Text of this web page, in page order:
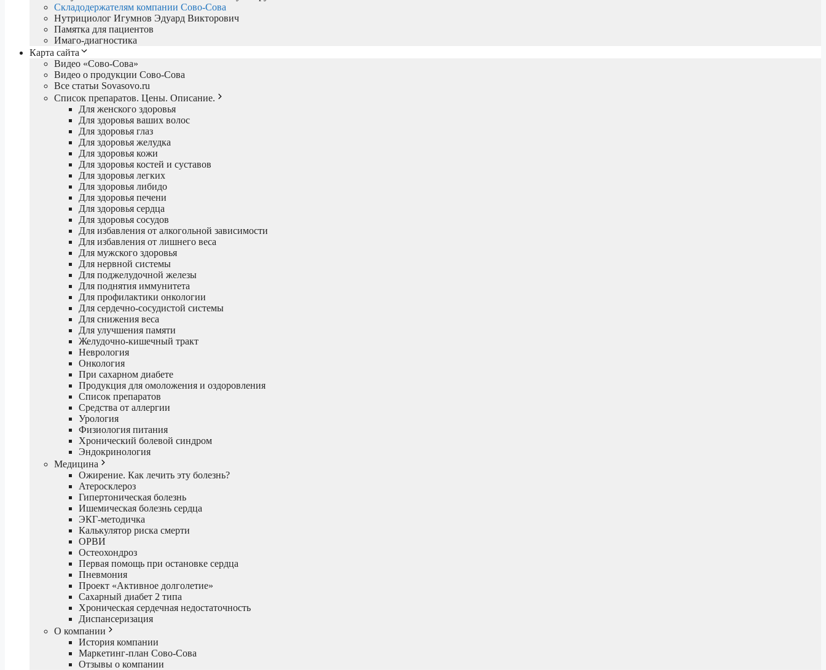
Складодержателям компании Сово-Сова
Нутрициолог Игумнов Эдуард Викторович
Памятка для пациентов
Имаго-диагностика
Карта сайта
Видео «Сово-Сова»
Видео о продукции Сово-Сова
Все статьи Sovasovo.ru
Список препаратов. Цены. Описание.
Для женского здоровья
Для здоровья ваших волос
Для здоровья глаз
Для здоровья желудка
Для здоровья кожи
Для здоровья костей и суставов
Для здоровья легких
Для здоровья либидо
Для здоровья печени
Для здоровья сердца
Для здоровья сосудов
Для избавления от алкогольной зависимости
Для избавления от лишнего веса
Для мужского здоровья
Для нервной системы
Для поджелудочной железы
Для поднятия иммунитета
Для профилактики онкологии
Для сердечно-сосудистой системы
Для снижения веса
Для улучшения памяти
Желудочно-кишечный тракт
Неврология
Онкология
При сахарном диабете
Продукция для омоложения и оздоровления
Список препаратов
Средства от аллергии
Урология
Физиология питания
Хронический болевой синдром
Эндокринология
Медицина
Ожирение. Как лечить эту болезнь?
Атеросклероз
Гипертоническая болезнь
Ишемическая болезнь сердца
ЭКГ-методичка
Калькулятор риска смерти
ОРВИ
Остеохондроз
Первая помощь при остановке сердца
Пневмония
Проект «Активное долголетие»
Сахарный диабет 2 типа
Хроническая сердечная недостаточность
Диспансеризация
О компании
История компании
Маркетинг-план Сово-Сова
Отзывы о компании